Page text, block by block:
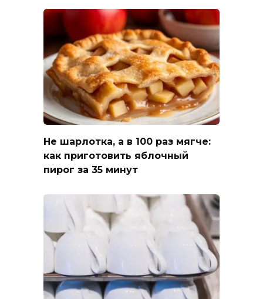
Не шарлотка, а в 100 раз мягче:
как приготовить яблочный
пирог за 35 минут